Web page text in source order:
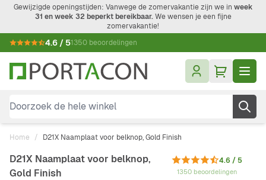
Ga naar de inhoud
Gewijzigde openingstijden: Vanwege de zomervakantie zijn we in week
31 en week 32 beperkt bereikbaar.We wensen je een fijne
zomervakantie!
4.6 / 51350 beoordelingen
Doorzoek de hele winkel
Home / D21X Naamplaat voor belknop, Gold Finish
D21X Naamplaat voor belknop,
Gold Finish
4.6 / 5
1350 beoordelingen